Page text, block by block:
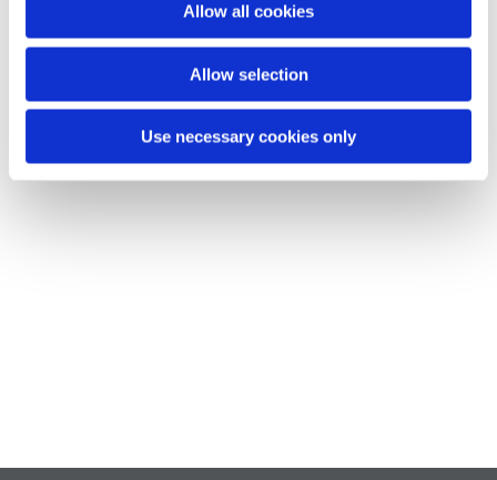
Allow all cookies
Allow selection
Use necessary cookies only